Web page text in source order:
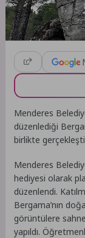
Menderes
düzenlediği
birlikte
Menderes
hediyesi olarak
düzenlendi.
Bergama’nın
görüntülere
yapıldı.